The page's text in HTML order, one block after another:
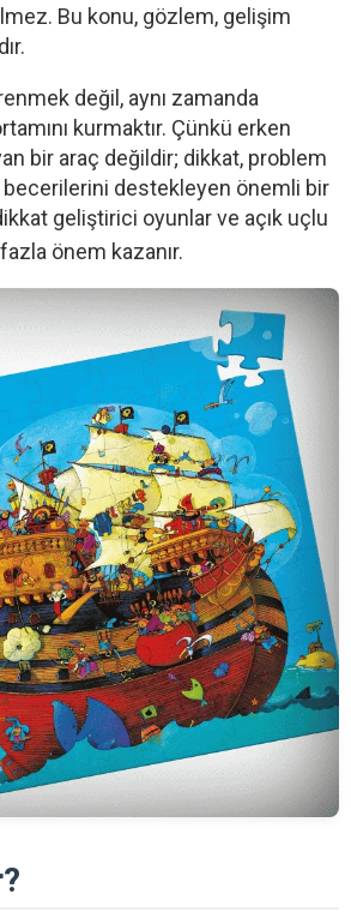
Bu konu, gözlem, gelişim
değil, aynı zamanda
kurmaktır. Çünkü erken
bir araç değildir; dikkat, problem
becerilerini destekleyen önemli bir
geliştirici oyunlar ve açık uçlu
önem kazanır.